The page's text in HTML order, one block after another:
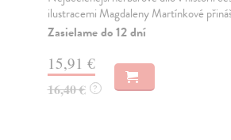
rostlin řazených abecedně
Zasielame do 12 dní
15,91 €
16,40 € ?